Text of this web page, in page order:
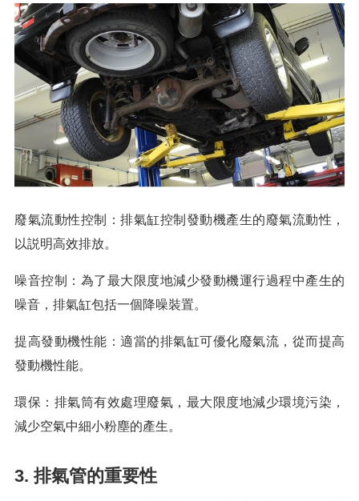
廢氣流動性控制：排氣缸控制發動機產生的廢氣流動性，
以説明高效排放。
噪音控制：為了最大限度地減少發動機運行過程中產生的
噪音，排氣缸包括一個降噪裝置。
提高發動機性能：適當的排氣缸可優化廢氣流，從而提高
發動機性能。
環保：排氣筒有效處理廢氣，最大限度地減少環境污染，
減少空氣中細小粉塵的產生。
3. 排氣管的重要性